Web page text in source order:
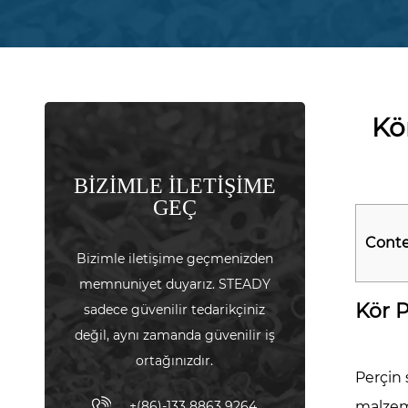
BİZİMLE İLETİŞİME
GEÇ
Bizimle iletişime geçmenizden
memnuniyet duyarız. STEADY
sadece güvenilir tedarikçiniz
değil, aynı zamanda güvenilir iş
ortağınızdır.
1
Kör
Kör
Perçin